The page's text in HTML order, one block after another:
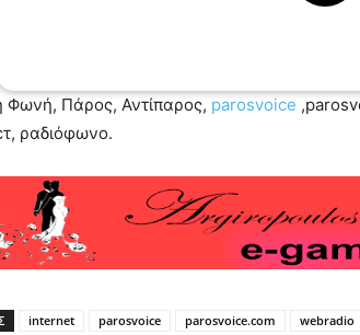
Φωνή, Πάρος, Αντίπαρος, parosvoice
ραδιόφωνο.
internet parosvoice parosvoice.com webradio